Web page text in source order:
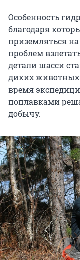
Особенность
благодаря
приземляться
проблем
детали шасси
диких
время
поплавками
добычу.